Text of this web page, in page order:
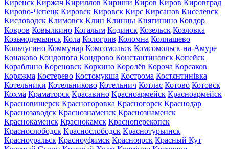
Киренск Киржач Кириллов Кириши Киров Киров Кировград
Кирово-Чепецк Кировск Кировск Кирс Кирсанов Киселевск
Кисловодск Климовск Клин Клинцы Княгинино Ковдор
Ковров Ковылкино Когалым Кодинск Козельск Козловка
Козьмодемьянск Кола Кологрив Коломна Колпашево
Кольчугино Коммунар Комсомольск Комсомольск-на-Амуре
Конаково Кондопога Кондрово Константиновск Копейск
Кораблино Кореновск Коркино Королёв Короча Корсаков
Коряжма Костерево Костомукша Кострома Костянтинівка
Котельники Котельниково Котельнич Котлас Котово Котовск
Кохма Краматорск Красавино Красноармейск Красноармейск
Красновишерск Красногоровка Красногорск Краснодар
Краснозаводск Краснознаменск Краснознаменск
Краснокаменск Краснокамск Красноперекопск
Краснослободск Краснослободск Краснотурьинск
Красноуральск Красноуфимск Красноярск Красный Кут